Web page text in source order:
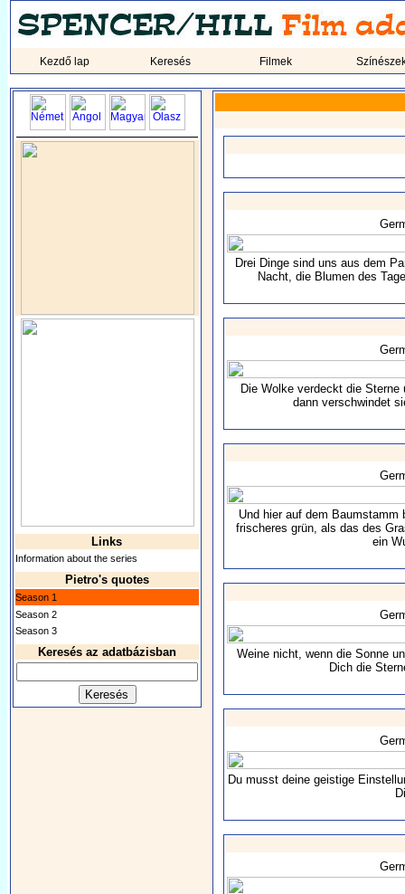
Kezdő lap Keresés Filmek
Links
Information about the series
Pietro's quotes
Season 1
Season 2
Season 3
Keresés az adatbázisban
Drei Dinge sind uns aus dem
Nacht, die Blumen des
Die Wolke verdeckt die
dann verschwindet
Und hier auf dem Baumstamm
frischeres grün, als das des
ein
Weine nicht, wenn die Sonne
Dich die
Du musst deine geistige